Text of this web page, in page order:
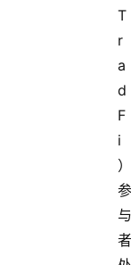
T
r
a
d
F
i
）
参
与
者